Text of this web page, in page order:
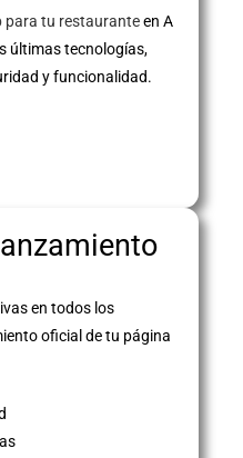
para tu restauranteen A
últimas tecnologías,
y funcionalidad.
en todos los
oficial de tu página